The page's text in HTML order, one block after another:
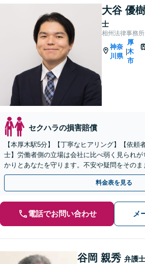
大谷 優
士
相州法律事務所
神奈
川県
|
厚
木
市
セクハラの損害賠償
【本厚木駅5分】【丁寧なヒアリング】【依頼
士】労働者側の立場は会社に比べ弱く見られが
かりとあなたを守ります。不安や疑問をそのま
弁護士にご相談ください。【休日・夜間も対応
料金表を見る
電話でお問い合わせ メ
谷岡 親秀 弁護士